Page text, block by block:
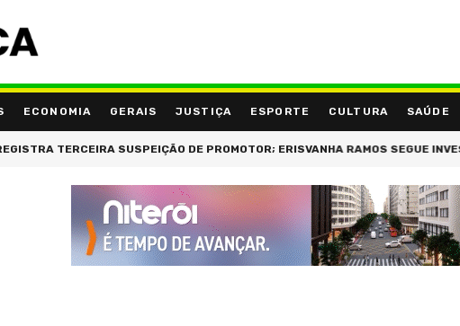
ECONOMIA GERAIS JUSTIÇA ESPORTE CULTURA SAÚDE
SUSPEIÇÃO DE PROMOTOR; ERISVANHA RAMOS SEGUE INVESTIGADA